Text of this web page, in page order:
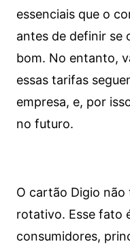
essenciais que o
antes de definir se
bom. No entanto,
essas tarifas
empresa, e, por
no futuro.
O cartão Digio
rotativo. Esse fato
consumidores,